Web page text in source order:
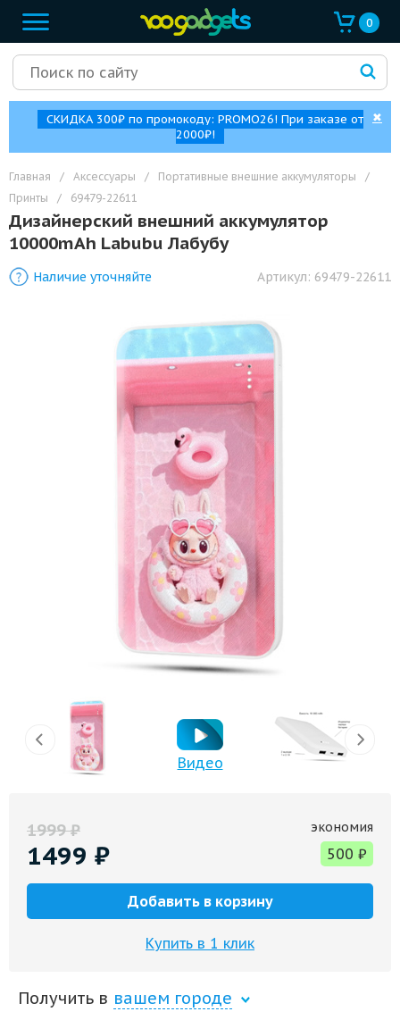
0
СКИДКА 300₽ по промокоду: PROMO26! При заказе от
2000₽!
✖
Главная / Аксессуары / Портативные внешние аккумуляторы
/
Принты
/ 69479-22611
Дизайнерский внешний аккумулятор
10000mAh Labubu Лабубу
Видео
Наличие уточняйте Артикул: 69479-22611
1999₽
1499 ₽
экономия
500 ₽
Добавить в корзину
Купить в 1 клик
Получить в вашем городе